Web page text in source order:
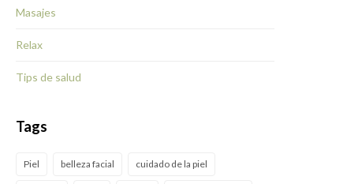
Masajes
Relax
Tips de salud
Tags
Piel belleza facial cuidado de la piel